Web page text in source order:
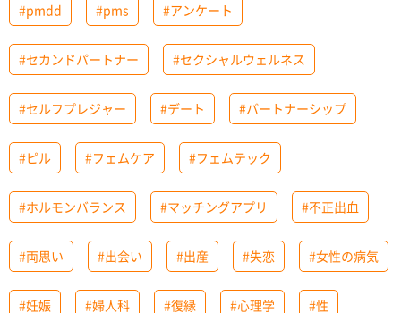
#pmdd #pms #アンケート
#セカンドパートナー #セクシャルウェルネス
#セルフプレジャー #デート #パートナーシップ
#ピル #フェムケア #フェムテック
#ホルモンバランス #マッチングアプリ #不正出血
#両思い #出会い #出産 #失恋 #女性の病気
#妊娠 #婦人科 #復縁 #心理学 #性